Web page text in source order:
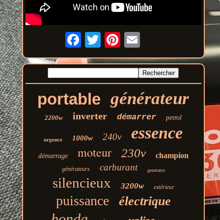
portable générateur
2200w inverter démarrer petrol
urgence 1000w 240v essence
démarrage moteur 230v champion
générateurs carburant generator
silencieux 3200w extérieur
puissance électrique